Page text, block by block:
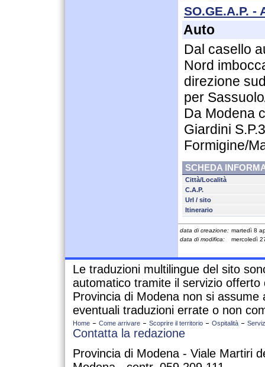
SO.GE.A.P.
Auto
Dal casello
Nord
direzione
per
Da Modena
Giardini
Formigine/
SCHEDA
Città/Località
C.A.P.
Url / sito
Itinerario
data di creazione: martedì 8
data di modifica:
mercoledì
Le traduzioni multilingue del sito
automatico tramite il servizio
Provincia di Modena non si assume
eventuali traduzioni errate o non
Home Come arrivare Scoprire il territorio Ospitalità
Contatta la redazione
Provincia di Modena - Viale Martiri